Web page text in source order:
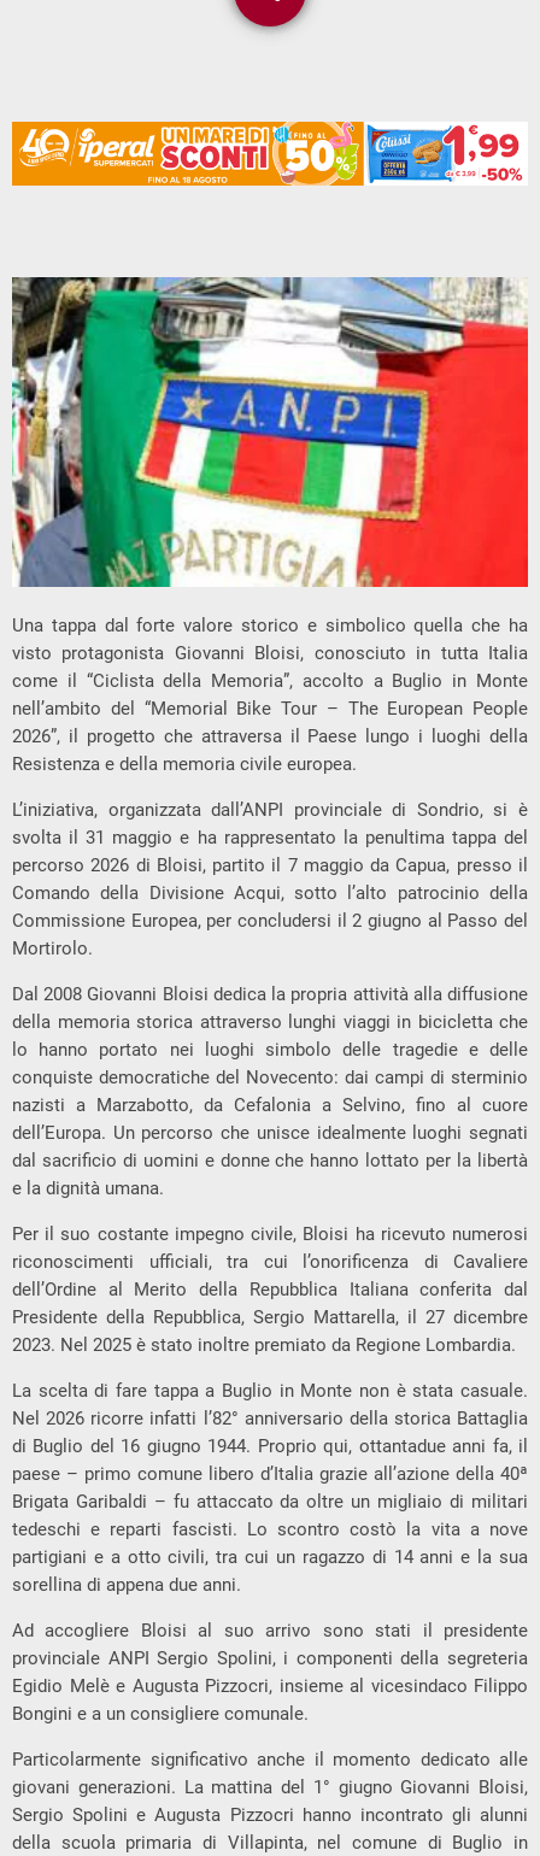
Una tappa dal forte valore storico e simbolico quella che ha
visto protagonista Giovanni Bloisi, conosciuto in tutta Italia
come il “Ciclista della Memoria”, accolto a Buglio in Monte
nell’ambito del “Memorial Bike Tour – The European People
2026”, il progetto che attraversa il Paese lungo i luoghi della
Resistenza e della memoria civile europea.
L’iniziativa, organizzata dall’ANPI provinciale di Sondrio, si è
svolta il 31 maggio e ha rappresentato la penultima tappa del
percorso 2026 di Bloisi, partito il 7 maggio da Capua, presso il
Comando della Divisione Acqui, sotto l’alto patrocinio della
Commissione Europea, per concludersi il 2 giugno al Passo del
Mortirolo.
Dal 2008 Giovanni Bloisi dedica la propria attività alla diffusione
della memoria storica attraverso lunghi viaggi in bicicletta che
lo hanno portato nei luoghi simbolo delle tragedie e delle
conquiste democratiche del Novecento: dai campi di sterminio
nazisti a Marzabotto, da Cefalonia a Selvino, fino al cuore
dell’Europa. Un percorso che unisce idealmente luoghi segnati
dal sacrificio di uomini e donne che hanno lottato per la libertà
e la dignità umana.
Per il suo costante impegno civile, Bloisi ha ricevuto numerosi
riconoscimenti ufficiali, tra cui l’onorificenza di Cavaliere
dell’Ordine al Merito della Repubblica Italiana conferita dal
Presidente della Repubblica, Sergio Mattarella, il 27 dicembre
2023. Nel 2025 è stato inoltre premiato da Regione Lombardia.
La scelta di fare tappa a Buglio in Monte non è stata casuale.
Nel 2026 ricorre infatti l’82° anniversario della storica Battaglia
di Buglio del 16 giugno 1944. Proprio qui, ottantadue anni fa, il
paese – primo comune libero d’Italia grazie all’azione della 40ª
Brigata Garibaldi – fu attaccato da oltre un migliaio di militari
tedeschi e reparti fascisti. Lo scontro costò la vita a nove
partigiani e a otto civili, tra cui un ragazzo di 14 anni e la sua
sorellina di appena due anni.
Ad accogliere Bloisi al suo arrivo sono stati il presidente
provinciale ANPI Sergio Spolini, i componenti della segreteria
Egidio Melè e Augusta Pizzocri, insieme al vicesindaco Filippo
Bongini e a un consigliere comunale.
Particolarmente significativo anche il momento dedicato alle
giovani generazioni. La mattina del 1° giugno Giovanni Bloisi,
Sergio Spolini e Augusta Pizzocri hanno incontrato gli alunni
della scuola primaria di Villapinta, nel comune di Buglio in